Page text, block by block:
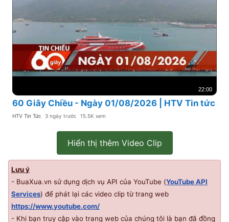
22:00
60 Giây Chiều - Ngày 01/08/2026 | HTV Tin tức
HTV Tin Tức 3 ngày trước 15.5K xem
Hiển thị thêm Video Clip
Lưu ý
- BuaXua.vn sử dụng dịch vụ API của YouTube (YouTube API
Services) để phát lại các video clip từ trang web
https://www.youtube.com/
- Khi bạn truy cập vào trang web của chúng tôi là bạn đã đồng